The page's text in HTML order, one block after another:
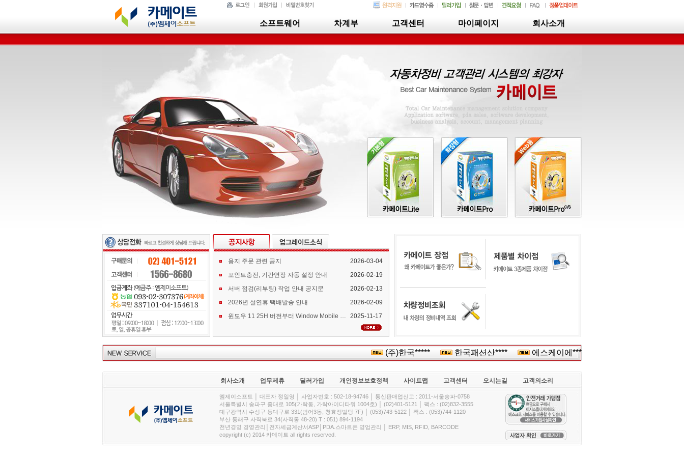
소프트웨어 차계부 고객센터 마이페이지 회사소개
용지 주문 관련 공지
2026-03-04
포인트충전, 기간연장 자동 설정 안내
2026-02-19
서버 점검(리부팅) 작업 안내 공지문
2026-02-13
2026년 설연휴 택배발송 안내
2026-02-09
윈도우 11 25H 버전부터 Window Mobile Device Center 지원 중단 안내
2025-11-17
(주)한국***** 한국패션산**** 에스케이에*****
회사소개 업무제휴 딜러가입 개인정보보호정책 사이트맵 고객센터 오시는길 고객의소리
엠제이소프트 │ 대표자 정일영 │ 사업자번호 : 502-18-94746 │ 통신판매업신고 : 2011-서울송파-0758
서울특별시 송파구 중대로 105(가락동, 가락아이디타워 1004호) │ (02)401-5121 │ 팩스 : (02)832-3555
대구광역시 수성구 동대구로 331(범어3동, 청효정빌딩 7F) │ (053)743-5122 │ 팩스 : (053)744-1120
부산 동래구 사직북로 34(사직동 48-20) T : 051) 894-1194
천년경영 경영관리│전자세금계산서ASP│PDA.스마트폰 영업관리 │ ERP, MIS, RFID, BARCODE
copyright (c) 2014 카메이트 all rights reserved.